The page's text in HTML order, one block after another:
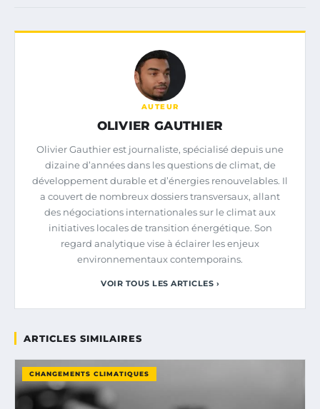
AUTEUR
OLIVIER GAUTHIER
Olivier Gauthier est journaliste, spécialisé depuis une
dizaine d’années dans les questions de climat, de
développement durable et d’énergies renouvelables. Il
a couvert de nombreux dossiers transversaux, allant
des négociations internationales sur le climat aux
initiatives locales de transition énergétique. Son
regard analytique vise à éclairer les enjeux
environnementaux contemporains.
VOIR TOUS LES ARTICLES ›
ARTICLES SIMILAIRES
CHANGEMENTS CLIMATIQUES